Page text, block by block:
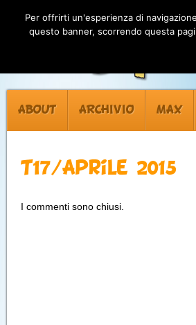
ABOUT ARCHIVIO MAX
T17/Aprile 2015
I commenti sono chiusi.
Per offrirti un'esperienza di
questo banner, scorrendo questa